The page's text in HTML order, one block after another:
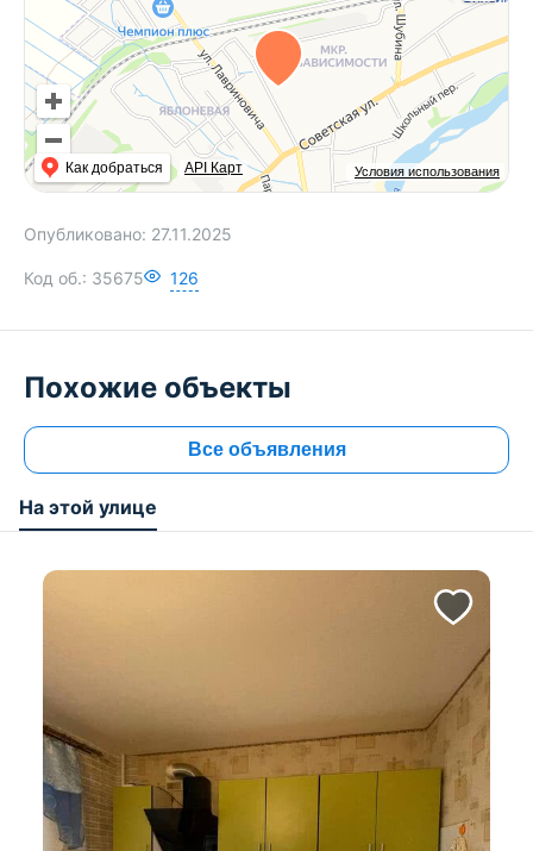
Условия использования
Как добраться API Карт
Опубликовано: 27.11.2025
Код об.: 35675 126
Похожие объекты
Все объявления
На этой улице